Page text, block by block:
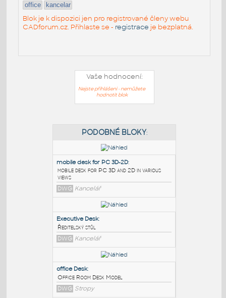
office kancelar
Blok je k dispozici jen pro registrované členy webu
CADforum.cz. Přihlaste se - registrace je bezplatná.
Vaše hodnocení:
Nejste přihlášeni - nemůžete
hodnotit blok
PODOBNÉ BLOKY:
mobile desk for PC 3D-2D
mobile desk for PC 3D and 2D in various
views
DWG Kancelář